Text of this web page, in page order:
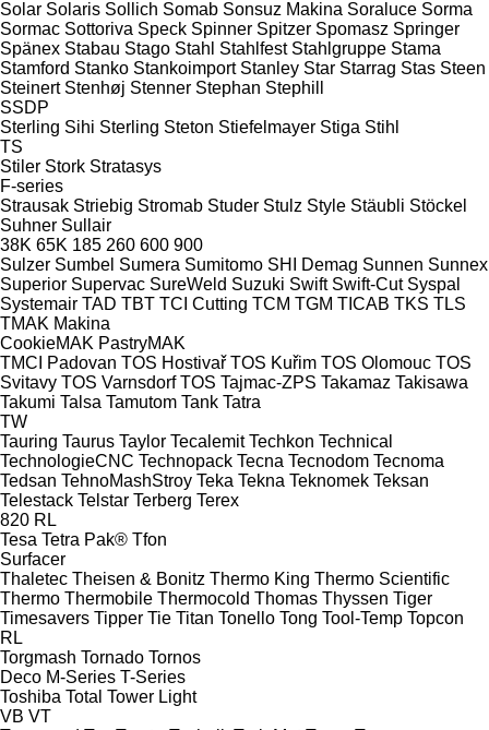
Solar Solaris Sollich Somab Sonsuz Makina Soraluce Sorma
Sormac Sottoriva Speck Spinner Spitzer Spomasz Springer
Spänex Stabau Stago Stahl Stahlfest Stahlgruppe Stama
Stamford Stanko Stankoimport Stanley Star Starrag Stas Steen
Steinert Stenhøj Stenner Stephan Stephill
SSDP
Sterling Sihi Sterling Steton Stiefelmayer Stiga Stihl
TS
Stiler Stork Stratasys
F-series
Strausak Striebig Stromab Studer Stulz Style Stäubli Stöckel
Suhner Sullair
38K 65K 185 260 600 900
Sulzer Sumbel Sumera Sumitomo SHI Demag Sunnen Sunnex
Superior Supervac SureWeld Suzuki Swift Swift-Cut Syspal
Systemair TAD TBT TCI Cutting TCM TGM TICAB TKS TLS
TMAK Makina
CookieMAK PastryMAK
TMCI Padovan TOS Hostivař TOS Kuřim TOS Olomouc TOS
Svitavy TOS Varnsdorf TOS Tajmac-ZPS Takamaz Takisawa
Takumi Talsa Tamutom Tank Tatra
TW
Tauring Taurus Taylor Tecalemit Techkon Technical
TechnologieCNC Technopack Tecna Tecnodom Tecnoma
Tedsan TehnoMashStroy Teka Tekna Teknomek Teksan
Telestack Telstar Terberg Terex
820 RL
Tesa Tetra Pak® Tfon
Surfacer
Thaletec Theisen & Bonitz Thermo King Thermo Scientific
Thermo Thermobile Thermocold Thomas Thyssen Tiger
Timesavers Tipper Tie Titan Tonello Tong Tool-Temp Topcon
RL
Torgmash Tornado Tornos
Deco M-Series T-Series
Toshiba Total Tower Light
VB VT